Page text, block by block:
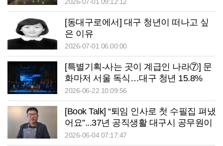
[동대구로에서] 대구 청년이 떠나고 싶
은 이유
2026-07-01 06:00:00
[특별기획-사는 곳이 계급인 나라⑦] 문
화마저 서울 독식…대구 청년 15.8%
“문화 혜택 때문에 떠난다”
2026-06-22 10:09:56
[Book Talk] “퇴임 인사로 첫 수필집 펴냈
어요”...37년 공직생활 대구시 공무원이
전하는 유쾌함과 지혜
2026-06-04 07:17:47